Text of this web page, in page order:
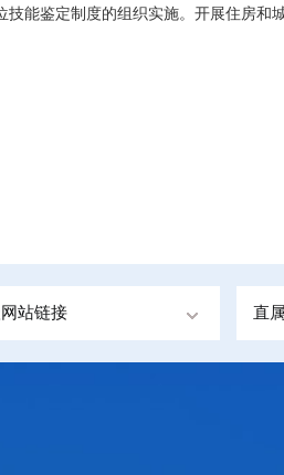
能鉴定制度的组织实施。开展住房和
站链接 直